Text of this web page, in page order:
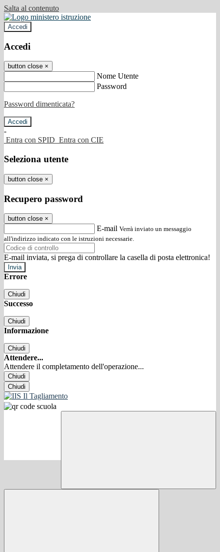
Salta al contenuto
Accedi
Accedi
button close ×
Nome Utente
Password
Password dimenticata?
-
Entra con SPID Entra con CIE
Seleziona utente
button close ×
Recupero password
button close ×
E-mail Verrà inviato un messaggio
all'indirizzo indicato con le istruzioni necessarie.
E-mail inviata, si prega di controllare la casella di posta elettronica!
Errore
Chiudi
Successo
Chiudi
Informazione
Chiudi
Attendere...
Attendere il completamento dell'operazione...
Chiudi
Chiudi